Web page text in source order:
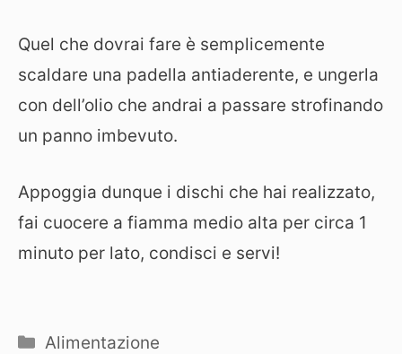
Quel che dovrai fare è semplicemente
scaldare una padella antiaderente, e ungerla
con dell’olio che andrai a passare strofinando
un panno imbevuto.
Appoggia dunque i dischi che hai realizzato,
fai cuocere a fiamma medio alta per circa 1
minuto per lato, condisci e servi!
Categorie
Alimentazione